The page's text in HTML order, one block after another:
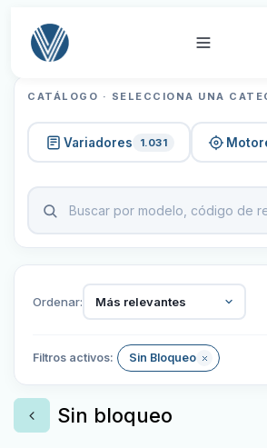
CATÁLOGO · SELECCIONA UNA
Variadores 1.031
Ordenar: Más relevantes
Filtros activos: Sin Bloqueo
Sin bloqueo